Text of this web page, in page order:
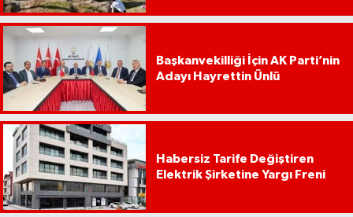
Başkanvekilliği İçin AK Parti’nin
Adayı Hayrettin Ünlü
Habersiz Tarife Değiştiren
Elektrik Şirketine Yargı Freni